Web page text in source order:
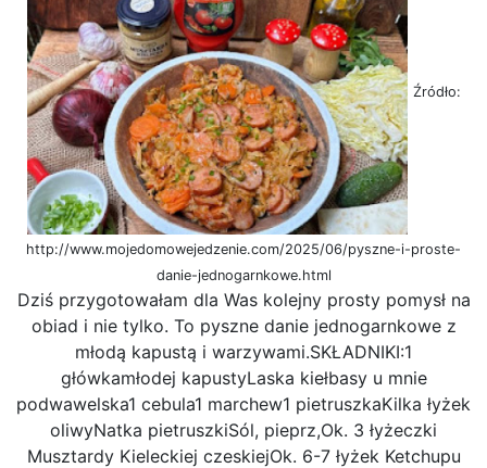
Źródło:
http://www.mojedomowejedzenie.com/2025/06/pyszne-i-proste-
danie-jednogarnkowe.html
Dziś przygotowałam dla Was kolejny prosty pomysł na
obiad i nie tylko. To pyszne danie jednogarnkowe z
młodą kapustą i warzywami.SKŁADNIKI:1
główkamłodej kapustyLaska kiełbasy u mnie
podwawelska1 cebula1 marchew1 pietruszkaKilka łyżek
oliwyNatka pietruszkiSól, pieprz,Ok. 3 łyżeczki
Musztardy Kieleckiej czeskiejOk. 6-7 łyżek Ketchupu